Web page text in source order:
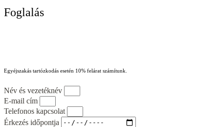
Foglalás
Egyéjszakás tartózkodás esetén 10% felárat számítunk.
Név és vezetéknév
E-mail cím
Telefonos kapcsolat
Érkezés időpontja